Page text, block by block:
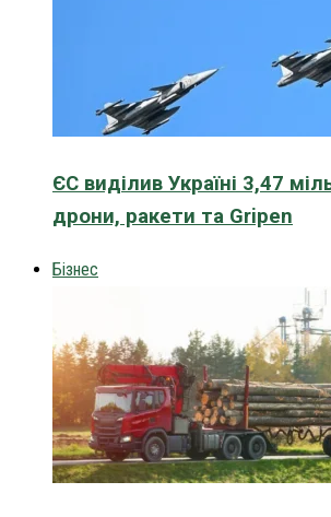
ЄС виділив Україні 3,47
дрони, ракети та Gripen
Бізнес